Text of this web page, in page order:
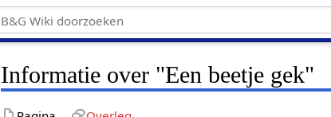
Informatie over "Een beetje gek"